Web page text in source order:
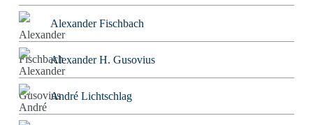
Alexander Fischbach
Alexander H. Gusovius
André Lichtschlag